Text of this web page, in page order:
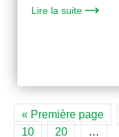
Lire la suite
« Première page
10
20
…